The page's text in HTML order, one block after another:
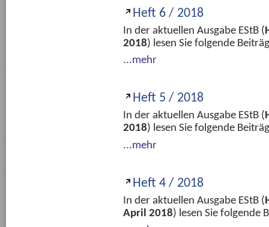
Heft 6 / 2018
In der aktuellen Ausgabe EStB (
2018) lesen Sie folgende
...mehr
Heft 5 / 2018
In der aktuellen Ausgabe EStB (
2018) lesen Sie folgende
...mehr
Heft 4 / 2018
In der aktuellen Ausgabe EStB (
April 2018) lesen Sie folgende